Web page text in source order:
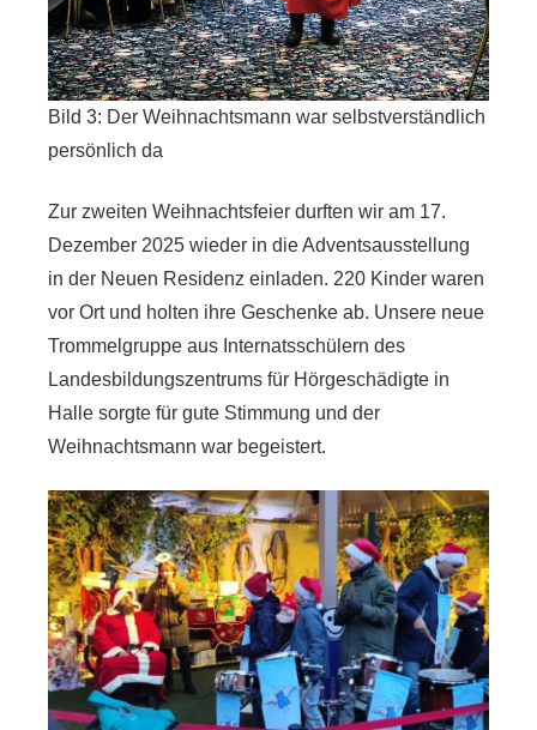
Bild 3: Der Weihnachtsmann war selbstverständlich
persönlich da
Zur zweiten Weihnachtsfeier durften wir am 17.
Dezember 2025 wieder in die Adventsausstellung
in der Neuen Residenz einladen. 220 Kinder waren
vor Ort und holten ihre Geschenke ab. Unsere neue
Trommelgruppe aus Internatsschülern des
Landesbildungszentrums für Hörgeschädigte in
Halle sorgte für gute Stimmung und der
Weihnachtsmann war begeistert.